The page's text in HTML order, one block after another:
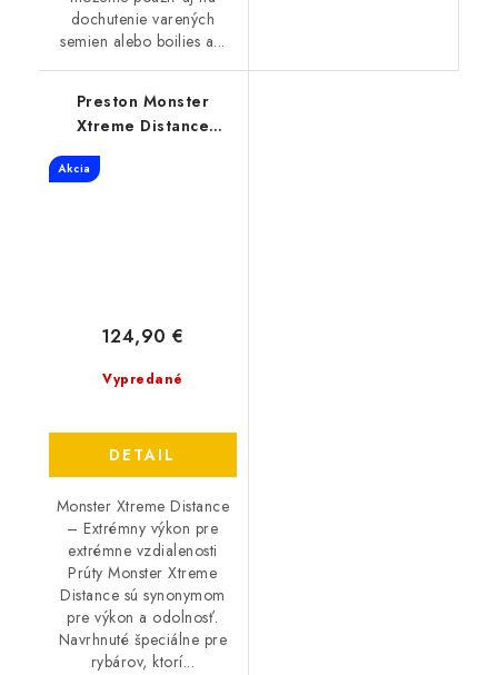
dochutenie varených
semien alebo boilies a...
Preston Monster
Xtreme Distance
Feeder 3.8M 150gr
Akcia
Vypredané
124,90 €
DETAIL
Monster Xtreme Distance
– Extrémny výkon pre
extrémne vzdialenosti
Prúty Monster Xtreme
Distance sú synonymom
pre výkon a odolnosť.
Navrhnuté špeciálne pre
rybárov, ktorí...